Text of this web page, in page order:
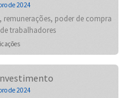
de 2024
remunerações, poder de compra
trabalhadores
de 2024